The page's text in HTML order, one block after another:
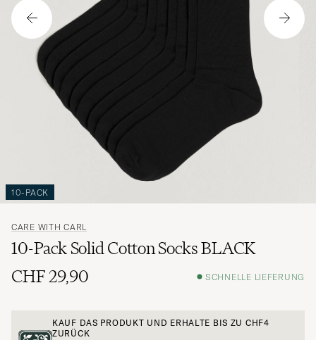
10-PACK
CARE WITH CARL
10-Pack Solid Cotton Socks BLACK
CHF 29,90
SCHNELLE LIEFERUNG
KAUF DAS PRODUKT UND ERHALTE BIS ZU CHF4
ZURÜCK